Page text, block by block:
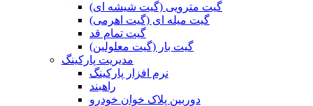
گیت مترویی (گیت شیشه ای)
گیت میله ای (گیت اهرمی)
گیت تمام قد
گیت بار (گیت معلولین)
مدیریت پارکینگ
نرم افزار پارکینگ
راهبند
دوربین پلاک خوان خودرو